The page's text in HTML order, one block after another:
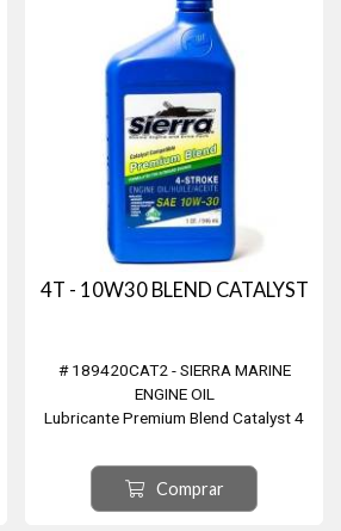
4T - 10W30 BLEND CATALYST
# 189420CAT2 - SIERRA MARINE
ENGINE OIL
Lubricante Premium Blend Catalyst 4
motores fuera borda de 4 tiempos
enfriados a agua con Catalizador* o sin
el. Diseñado específicamente para uso
Comprar